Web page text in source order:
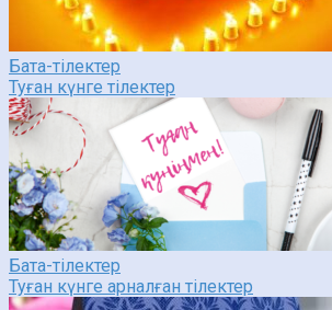
Бата-тілектер
Туған күнге тілектер
Бата-тілектер
Туған күнге арналған тілектер